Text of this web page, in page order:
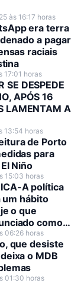
às 16:17 horas
era terra
a pagar
raciais
17:01 horas
SE DESPEDE
APÓS 16
LAMENTAM A
13:54 horas
de Porto
para
Niño
15:03 horas
A política
um hábito
o que
como
06:26 horas
que desiste
o MDB
01:30 horas